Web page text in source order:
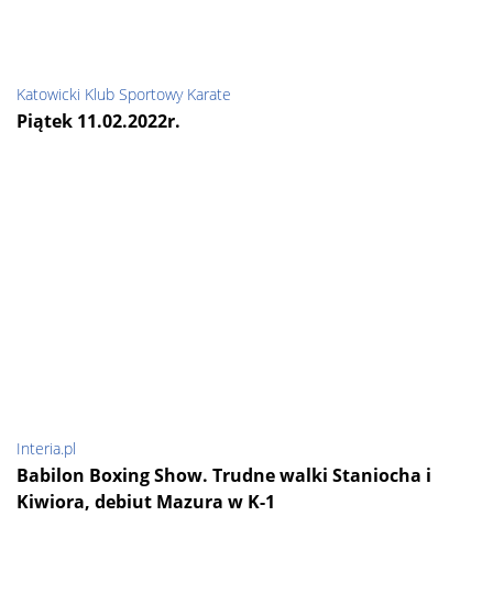
Katowicki Klub Sportowy Karate
Piątek 11.02.2022r.
Interia.pl
Babilon Boxing Show. Trudne walki Staniocha i
Kiwiora, debiut Mazura w K-1